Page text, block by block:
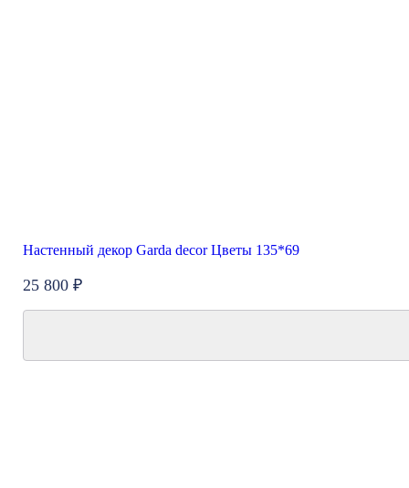
Настенный декор Garda decor Цветы 135*69
25 800 ₽